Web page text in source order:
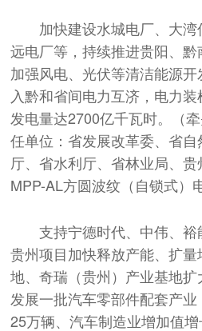
加快建设水城电厂、大
远电厂等，持续推进贵阳、黔
加强风电、光伏等清洁能源
入黔和省间电力互济，电力装
发电量达2700亿千瓦时。（
任单位：省发展改革委、省
厅、省水利厅、省林业局、贵
MPP-AL方圆波纹（自锁式）
支持宁德时代、中伟、
贵州项目加快释放产能、扩
地、奇瑞（贵州）产业基地
发展一批汽车零部件配套产
25万辆、汽车制造业增加值